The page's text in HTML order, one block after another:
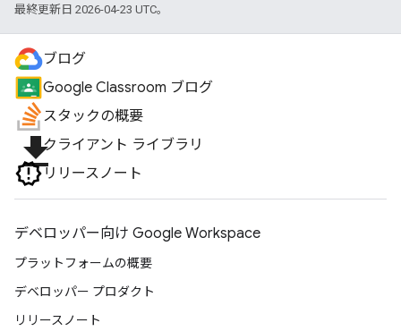
最終更新日 2026-04-23 UTC。
ブログ
Google Classroom ブログ
スタックの概要
file_downloadクライアント ライブラリ
リリースノート
デベロッパー向け Google Workspace
プラットフォームの概要
デベロッパー プロダクト
リリースノート